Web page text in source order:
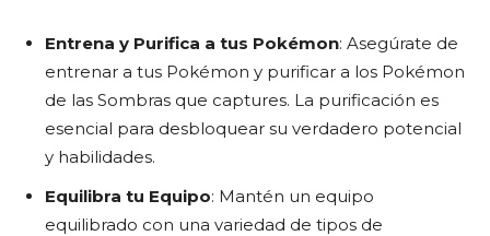
Entrena y Purifica a tus Pokémon: Asegúrate de
entrenar a tus Pokémon y purificar a los Pokémon
de las Sombras que captures. La purificación es
esencial para desbloquear su verdadero potencial
y habilidades.
Equilibra tu Equipo: Mantén un equipo
equilibrado con una variedad de tipos de